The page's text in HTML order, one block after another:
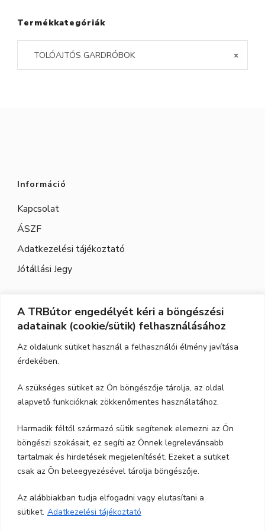
A TRBútor engedélyét kéri a böngészési
adatainak (cookie/sütik) felhasználásához
Az oldalunk sütiket használ a felhasználói élmény javítása
érdekében.
A szükséges sütiket az Ön böngészője tárolja, az oldal
alapvető funkcióknak zökkenőmentes használatához.
Harmadik féltől származó sütik segítenek elemezni az Ön
böngészi szokásait, ez segíti az Önnek legrelevánsabb
tartalmak és hirdetések megjelenítését. Ezeket a sütiket
csak az Ön beleegyezésével tárolja böngészője.
Az alábbiakban tudja elfogadni vagy elutasítani a
sütiket. Adatkezelési tájékoztató
változatok
a
termékoldalon
a
Termékkategóriák
×
TOLÓAJTÓS GARDRÓBOK
Információ
Kapcsolat
ÁSZF
Adatkezelési tájékoztató
Jótállási Jegy
Elérhetőség
Cím: 3526 Miskolc, Szeles utca 71.
Nyitvatartás:
Telefon:06-70-615-6771
email:trbutor1@gmail.com